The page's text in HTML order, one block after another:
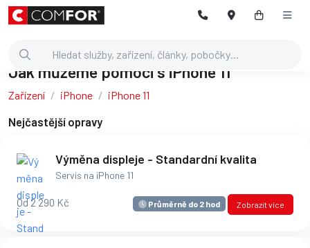
Jak můžeme pomoci s iPhone 11
Zařízení iPhone iPhone 11
Nejčastější opravy
Výměna displeje - Standardní kvalita
Servis na iPhone 11
Od 2 290 Kč Průměrně do 2 hod Zobrazit více